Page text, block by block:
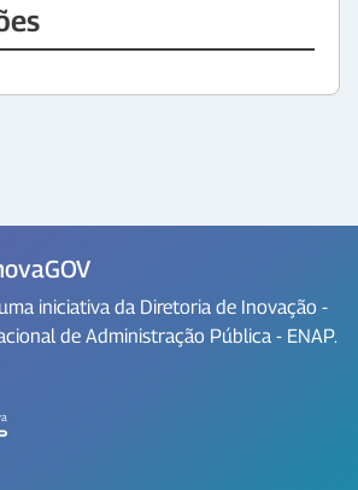
iniciativa da Diretoria de Inovação -
de Administração Pública - ENAP.